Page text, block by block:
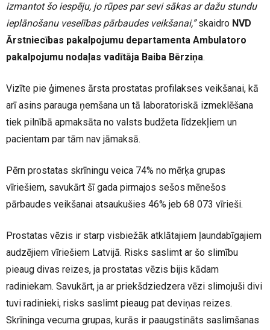
izmantot šo iespēju, jo rūpes par sevi sākas ar dažu stundu
ieplānošanu veselības pārbaudes veikšanai,”skaidro NVD
Ārstniecības pakalpojumu departamenta Ambulatoro
pakalpojumu nodaļas vadītāja Baiba Bērziņa.
Vizīte pie ģimenes ārsta prostatas profilakses veikšanai, kā
arī asins parauga ņemšana un tā laboratoriskā izmeklēšana
tiek pilnībā apmaksāta no valsts budžeta līdzekļiem un
pacientam par tām nav jāmaksā.
Pērn prostatas skrīningu veica 74% no mērķa grupas
vīriešiem, savukārt šī gada pirmajos sešos mēnešos
pārbaudes veikšanai atsaukušies 46% jeb 68 073 vīrieši.
Prostatas vēzis ir starp visbiežāk atklātajiem ļaundabīgajiem
audzējiem vīriešiem Latvijā. Risks saslimt ar šo slimību
pieaug divas reizes, ja prostatas vēzis bijis kādam
radiniekam. Savukārt, ja ar priekšdziedzera vēzi slimojuši divi
tuvi radinieki, risks saslimt pieaug pat deviņas reizes.
Skrīninga vecuma grupas, kurās ir paaugstināts saslimšanas